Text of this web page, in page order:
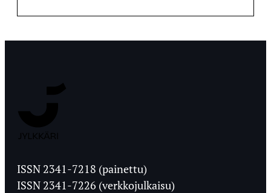
Ylioppilaslehti
ISSN 2341-7218 (painettu)
ISSN 2341-7226 (verkkojulkaisu)